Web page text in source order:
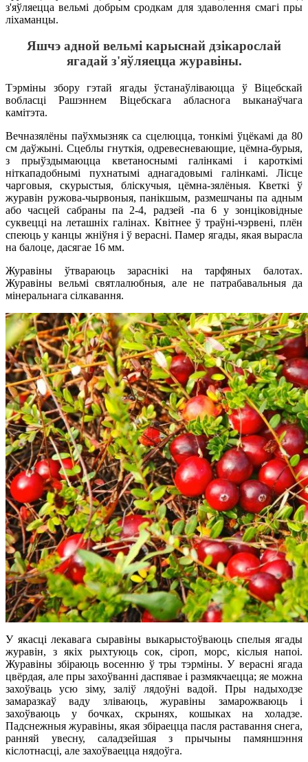
з'яўляецца вельмі добрым сродкам для здаволення смагі пры
ліхаманцы.
Яшчэ адной вельмі карыснай дзікарослай
ягадай з'яўляецца журавіны.
Тэрміны збору гэтай ягады ўстанаўліваюцца ў Віцебскай
вобласці Рашэннем Віцебскага абласнога выканаўчага
камітэта.
Вечназялёны паўхмызняк са сцелюцца, тонкімі ўцёкамі да 80
см даўжыні. Сцеблы гнуткія, одревесневающие, цёмна-бурыя,
з прыўздымаюцца кветаноснымі галінкамі і кароткімі
ніткападобнымі пухнатымі аднагадовымі галінкамі. Лісце
чарговыя, скурыстыя, бліскучыя, цёмна-зялёныя. Кветкі ў
журавін ружова-чырвоныя, панікшым, размешчаны па адным
або часцей сабраны па 2-4, радзей -па 6 у зонціковідные
суквецці на леташніх галінах. Квітнее ў траўні-чэрвені, плён
спеюць у канцы жніўня і ў верасні. Памер ягады, якая вырасла
на балоце, дасягае 16 мм.
Журавіны ўтвараюць зараснікі на тарфяных балотах.
Журавіны вельмі святлалюбныя, але не патрабавальныя да
мінеральнага сілкавання.
У якасці лекавага сыравіны выкарыстоўваюць спелыя ягады
журавін, з якіх рыхтуюць сок, сіроп, морс, кіслыя напоі.
Журавіны збіраюць восенню ў тры тэрміны. У верасні ягада
цвёрдая, але пры захоўванні даспявае і размякчаецца; яе можна
захоўваць усю зіму, заліў лядоўні вадой. Пры надыходзе
замаразкаў ваду зліваюць, журавіны замарожваюць і
захоўваюць у бочках, скрынях, кошыках на холадзе.
Падснежныя журавіны, якая збіраецца пасля раставання снега,
ранняй увесну, саладзейшая з прычыны памяншэння
кіслотнасці, але захоўваецца нядоўга.